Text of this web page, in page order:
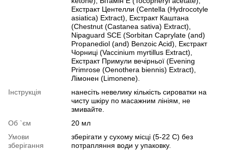
Екстракт Центелли (Centella (Hydrocotyle
asiatica) Extract), Екстракт Каштана
(Chestnut (Castanea sativa) Extract),
Nipaguard SCE (Sorbitan Caprylate (and)
Propanediol (and) Benzoic Acid), Екстракт
Чорниці (Vaccinium myrtillus Extract),
Екстракт Примули вечірньої (Evening
Primrose (Oenothera biennis) Extract),
Лімонен (Limonene).
Інструкція
нанесіть невелику кількість сироватки на
чисту шкіру по масажним лініям, не
змивайте.
Об `єм
20 мл
Умови
зберігання
зберігати у сухому місці (5-22 С) без
потрапляння води у упаковку.